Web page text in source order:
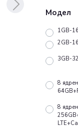
Модел
1GB-
2GB-
3GB-
8
8